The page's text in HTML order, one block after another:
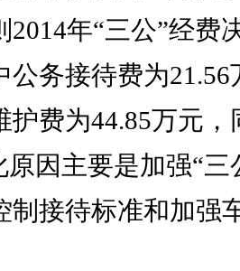
2014年“三公”经费
公务接待费为21.56
护费为44.85万元，
原因主要是加强“三
制接待标准和加强